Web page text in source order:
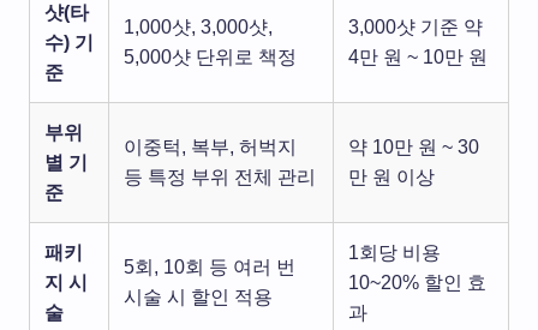
샷(타
수) 기
준
1,000샷, 3,000샷,
5,000샷 단위로 책정
3,000샷 기준 약
4만 원 ~ 10만 원
부위
별 기
준
이중턱, 복부, 허벅지
등 특정 부위 전체 관리
약 10만 원 ~ 30
만 원 이상
패키
지 시
술
5회, 10회 등 여러 번
시술 시 할인 적용
1회당 비용
10~20% 할인 효
과